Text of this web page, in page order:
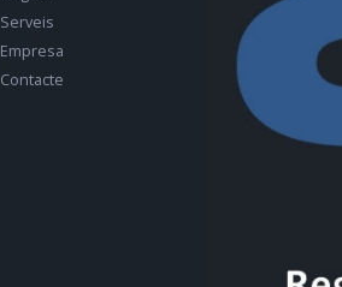
Serveis
Empresa
Contacte